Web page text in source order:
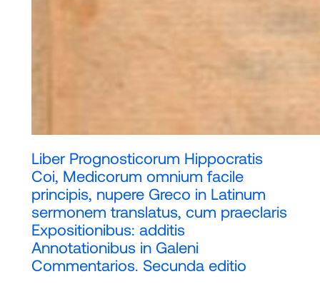
Liber Prognosticorum Hippocratis
Coi, Medicorum omnium facile
principis, nupere Greco in Latinum
sermonem translatus, cum praeclaris
Expositionibus: additis
Annotationibus in Galeni
Commentarios. Secunda editio